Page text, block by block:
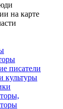
на карте
писатели
культуры